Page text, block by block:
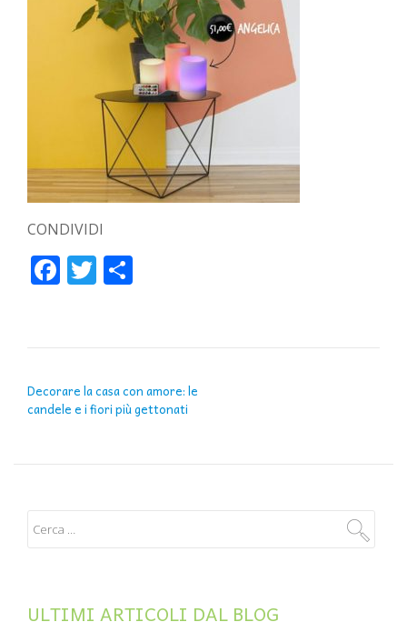
CONDIVIDI
FacebookTwitter
Decorare la casa con amore: le
candele e i fiori più gettonati
ULTIMI ARTICOLI DAL BLOG